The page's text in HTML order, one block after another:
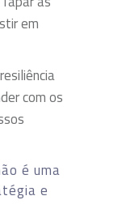
em
com os
é uma
e